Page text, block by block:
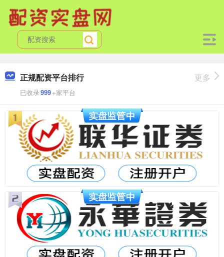
正规配资平台排行
已收录999+家平台
更多